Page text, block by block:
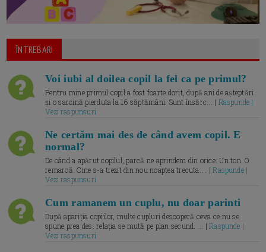
ÎNTREBARI
Voi iubi al doilea copil la fel ca pe primul?
Pentru mine primul copil a fost foarte dorit, după ani de așteptări
și o sarcină pierduta la 16 săptămâni. Sunt însărc... | Raspunde |
Vezi raspunsuri
Ne certăm mai des de când avem copil. E
normal?
De când a apărut copilul, parcă ne aprindem din orice. Un ton. O
remarcă. Cine s-a trezit din nou noaptea trecuta.... |Raspunde |
Vezi raspunsuri
Cum ramanem un cuplu, nu doar parinti
După apariția copiilor, multe cupluri descoperă ceva ce nu se
spune prea des: relația se mută pe plan secund. ... |Raspunde |
Vezi raspunsuri